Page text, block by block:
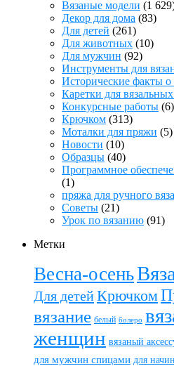
Вязаные модели (1
Декор для дома (83)
Для детей (261)
Для животных (10)
Для мужчин (92)
Инструменты для
Исторические факты о
Каретки для
Конкурсные работы (6)
Крючком (313)
Моталки для пряжи (5)
Новости (10)
Образцы (40)
Программное
(1)
пряжа для ручного
Советы (21)
Урок по вязанию (91)
Метки
Весна-осень
Для детейКрючком
вязание белый болеро
женщин вязаный
для мужчин спицами для